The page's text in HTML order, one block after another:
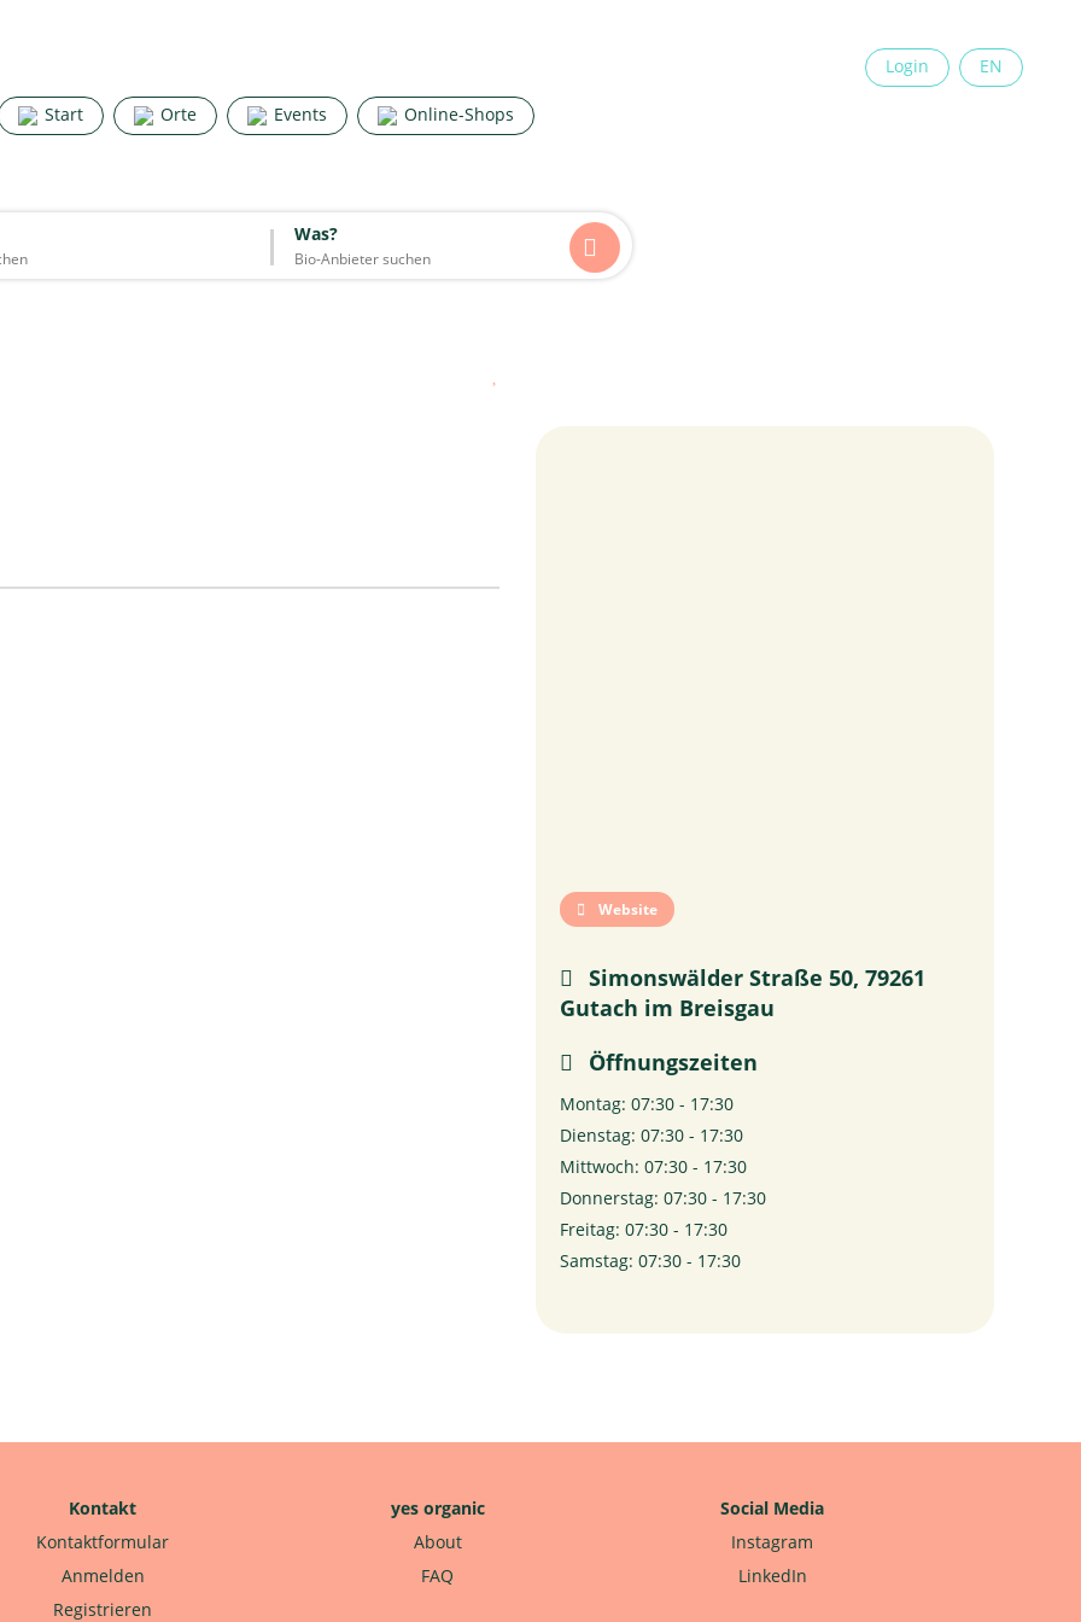
Start Orte Events Online-Shops
Login EN
Was?
×
Start Orte Events Online-Shops
Was?
Website
Simonswälder Straße 50, 79261
Gutach im Breisgau
Öffnungszeiten
Montag: 07:30 - 17:30
Dienstag: 07:30 - 17:30
Mittwoch: 07:30 - 17:30
Donnerstag: 07:30 - 17:30
Freitag: 07:30 - 17:30
Samstag: 07:30 - 17:30
Kontakt
Kontaktformular
Anmelden
Registrieren
yes organic
About
FAQ
Social Media
Instagram
LinkedIn